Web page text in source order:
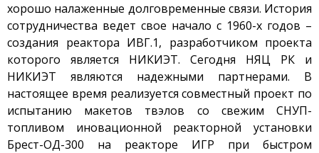
Объявления
Безопасность
Антитеррор
Фотоальбом
Услуги
Гостиница «Маяк»
Метрологическая служба
хорошо налаженные долговременные связи. История
сотрудничества ведет свое начало с 1960-х годов –
создания реактора ИВГ.1, разработчиком проекта
которого является НИКИЭТ. Сегодня НЯЦ РК и
НИКИЭТ являются надежными партнерами. В
настоящее время реализуется совместный проект по
испытанию макетов твэлов со свежим СНУП-
топливом иновационной реакторной установки
Брест-ОД-300 на реакторе ИГР при быстром